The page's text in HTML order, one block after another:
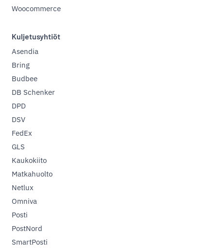
Woocommerce
Kuljetusyhtiöt
Asendia
Bring
Budbee
DB Schenker
DPD
DSV
FedEx
GLS
Kaukokiito
Matkahuolto
Netlux
Omniva
Posti
PostNord
SmartPosti